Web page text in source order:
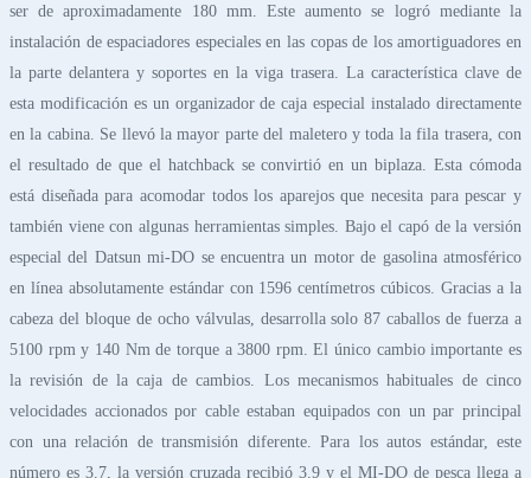
ser de aproximadamente 180 mm. Este aumento se logró mediante la
instalación de espaciadores especiales en las copas de los amortiguadores en
la parte delantera y soportes en la viga trasera. La característica clave de
esta modificación es un organizador de caja especial instalado directamente
en la cabina. Se llevó la mayor parte del maletero y toda la fila trasera, con
el resultado de que el hatchback se convirtió en un biplaza. Esta cómoda
está diseñada para acomodar todos los aparejos que necesita para pescar y
también viene con algunas herramientas simples. Bajo el capó de la versión
especial del Datsun mi-DO se encuentra un motor de gasolina atmosférico
en línea absolutamente estándar con 1596 centímetros cúbicos. Gracias a la
cabeza del bloque de ocho válvulas, desarrolla solo 87 caballos de fuerza a
5100 rpm y 140 Nm de torque a 3800 rpm. El único cambio importante es
la revisión de la caja de cambios. Los mecanismos habituales de cinco
velocidades accionados por cable estaban equipados con un par principal
con una relación de transmisión diferente. Para los autos estándar, este
número es 3.7, la versión cruzada recibió 3.9 y el MI-DO de pesca llega a